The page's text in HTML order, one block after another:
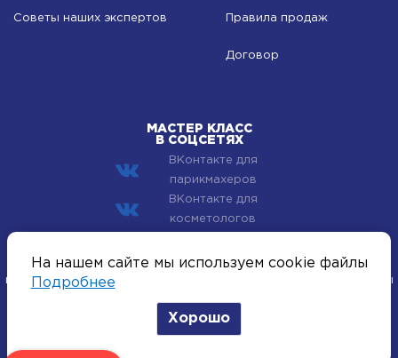
Советы наших экспертов Правила продаж
Договор
МАСТЕР КЛАСС
В СОЦСЕТЯХ
ВКонтакте для
парикмахеров
ВКонтакте для
косметологов
© 2002–2026 Компания Мастер Класс - профессиональная
косметика для лица, тела и волос. Все хиты индустрии красоты
Политика конфиденциальности
На нашем сайте мы используем cookie файлы
Подробнее
Хорошо